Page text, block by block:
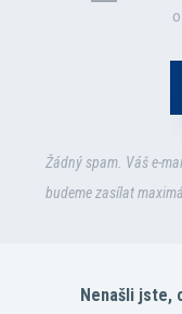
Žádný spam. Váš e-
budeme zasílat
Nenašli jste,